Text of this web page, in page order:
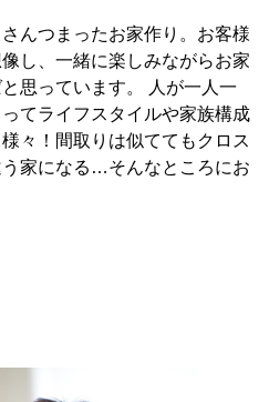
んつまったお家作り。お客様
し、一緒に楽しみながらお家
思っています。 人が一人一
てライフスタイルや家族構成
々！間取りは似ててもクロス
家になる…そんなところにお